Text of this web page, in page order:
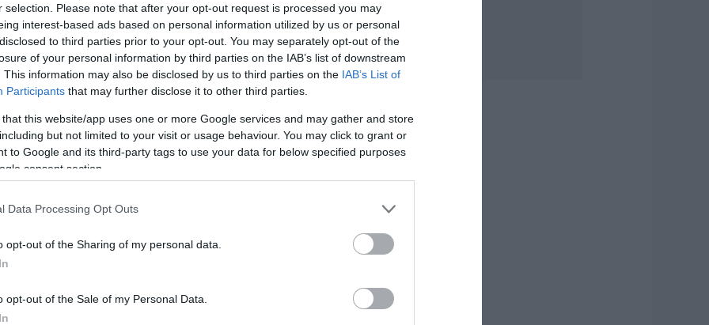
selection. Please note that after your opt-out request is processed you may
interest-based ads based on personal information utilized by us or personal
to third parties prior to your opt-out. You may separately opt-out of the
of your personal information by third parties on the IAB’s list of downstream
This information may also be disclosed by us to third parties on the IAB’s List of
Participants that may further disclose it to other third parties.
that this website/app uses one or more Google services and may gather and store
but not limited to your visit or usage behaviour. You may click to grant or
to Google and its third-party tags to use your data for below specified purposes
consent section.
Data Processing Opt Outs
opt-out of the Sharing of my personal data.
opt-out of the Sale of my Personal Data.
83.352.253 ευρώ σε 93.580
ευρώ σε 32.344 δικαιούχους για λοιπές
εξόδων κηδείας, ασθενείας και
σε 390 δικαιούχους για εξωιδρυματικά
εκατ. ευρώ σε 950 δικαιούχους σε
Σκύλος ή γάτα;
Δείτε πόσα
χρήματα θα
χρειαστείτε κάθε
χρόνο
Πανικός σε λιμάνι
της Εύβοιας με
37χρονο άνδρα
Πανσέληνος
μερική έκλειψη και
τα εντυπωσιακά
09.08.2026 | 12:40